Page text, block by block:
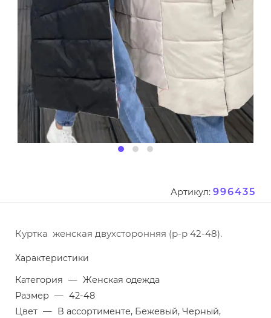
Артикул: 996435
Куртка женская двухсторонняя (р-р 42-48).
Характеристики
Категория — Женская одежда
Размер — 42-48
Цвет — В ассортименте, Бежевый, Черный,